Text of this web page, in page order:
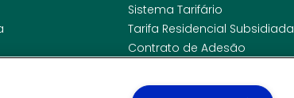
Sistema Tarifário
Tarifa Residencial Subsidiada
Contrato de Adesão
Agências Reguladoras